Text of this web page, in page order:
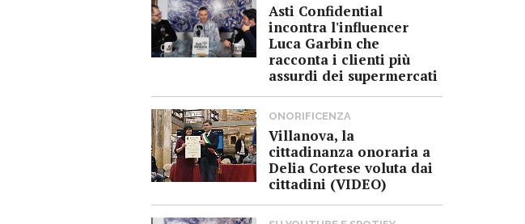
Asti Confidential
incontra l'influencer
Luca Garbin che
racconta i clienti più
assurdi dei supermercati
ONORIFICENZA
Villanova, la
cittadinanza onoraria a
Delia Cortese voluta dai
cittadini (VIDEO)